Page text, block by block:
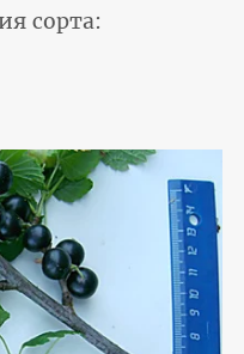
сорта: